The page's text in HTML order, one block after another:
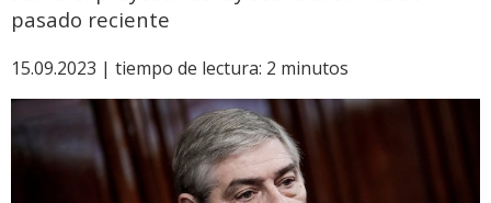
pasado reciente
15.09.2023 | tiempo de lectura: 2 minutos